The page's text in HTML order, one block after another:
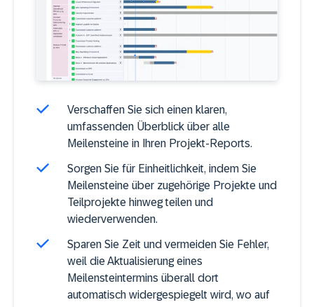
Verschaffen Sie sich einen klaren,
umfassenden Überblick über alle
Meilensteine in Ihren Projekt-Reports.
Sorgen Sie für Einheitlichkeit, indem Sie
Meilensteine über zugehörige Projekte und
Teilprojekte hinweg teilen und
wiederverwenden.
Sparen Sie Zeit und vermeiden Sie Fehler,
weil die Aktualisierung eines
Meilensteintermins überall dort
automatisch widergespiegelt wird, wo auf